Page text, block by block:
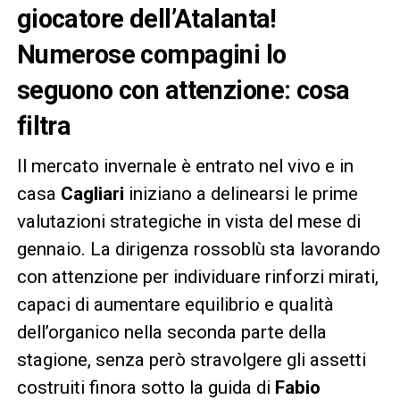
giocatore dell’Atalanta!
Numerose compagini lo
seguono con attenzione: cosa
filtra
Il mercato invernale è entrato nel vivo e in
casa Cagliari iniziano a delinearsi le prime
valutazioni strategiche in vista del mese di
gennaio. La dirigenza rossoblù sta lavorando
con attenzione per individuare rinforzi mirati,
capaci di aumentare equilibrio e qualità
dell’organico nella seconda parte della
stagione, senza però stravolgere gli assetti
costruiti finora sotto la guida di Fabio